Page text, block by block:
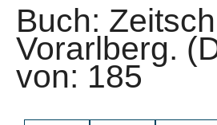
Buch:
Vorarlberg.
von: 185